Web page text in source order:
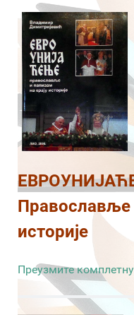
Православље
историје
Преузмите